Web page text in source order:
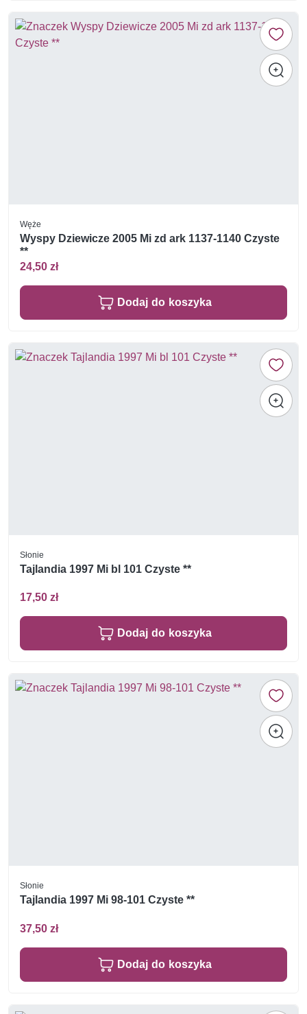
Węże
Wyspy Dziewicze 2005 Mi zd ark 1137-1140 Czyste
**
24,50 zł
Dodaj do koszyka
Słonie
Tajlandia 1997 Mi bl 101 Czyste **
17,50 zł
Dodaj do koszyka
Słonie
Tajlandia 1997 Mi 98-101 Czyste **
37,50 zł
Dodaj do koszyka